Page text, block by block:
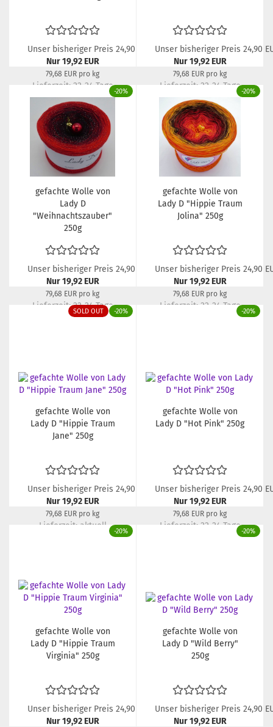
Unser bisheriger Preis 24,90 EUR
Nur 19,92 EUR
79,68 EUR pro kg
Lieferzeit: 22-24 Tage
Unser bisheriger Preis 24,90
Nur 19,92 EUR
79,68 EUR pro kg
Lieferzeit: 22-24 Tage
-20%
gefachte Wolle von
Lady D
"Weihnachtszauber"
250g
Unser bisheriger Preis 24,90 EUR
Nur 19,92 EUR
79,68 EUR pro kg
Lieferzeit:22-24 Tage
-20%
gefachte Wolle von
Lady D "Hippie Traum
Jolina" 250g
Unser bisheriger Preis 24,90
Nur 19,92 EUR
79,68 EUR pro kg
Lieferzeit: 22-24 Tage
SOLD OUT -20%
gefachte Wolle von
Lady D "Hippie Traum
Jane" 250g
Unser bisheriger Preis 24,90 EUR
Nur 19,92 EUR
79,68 EUR pro kg
Lieferzeit: aktuell
-20%
gefachte Wolle von
Lady D "Hot Pink" 250g
Unser bisheriger Preis 24,90
Nur 19,92 EUR
79,68 EUR pro kg
Lieferzeit: 22-24 Tage
-20%
gefachte Wolle von
Lady D "Hippie Traum
Virginia" 250g
Unser bisheriger Preis 24,90 EUR
Nur 19,92 EUR
-20%
gefachte Wolle von
Lady D "Wild Berry"
250g
Unser bisheriger Preis 24,90
Nur 19,92 EUR